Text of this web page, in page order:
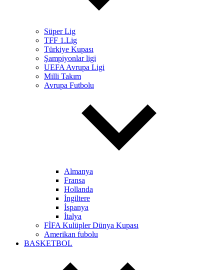
Süper Lig
TFF 1.Lig
Türkiye Kupası
Şampiyonlar ligi
UEFA Avrupa Ligi
Milli Takım
Avrupa Futbolu
Almanya
Fransa
Hollanda
İngiltere
İspanya
İtalya
FİFA Kulüpler Dünya Kupası
Amerikan fubolu
BASKETBOL